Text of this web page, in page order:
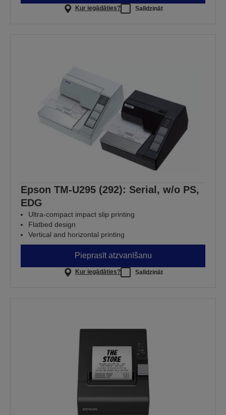
Kur iegādāties? Salīdzināt
Epson TM-U295 (292): Serial, w/o PS,
EDG
Ultra-compact impact slip printing
Flatbed design
Vertical and horizontal printing
Pieprasīt atzvanīšanu
Kur iegādāties? Salīdzināt